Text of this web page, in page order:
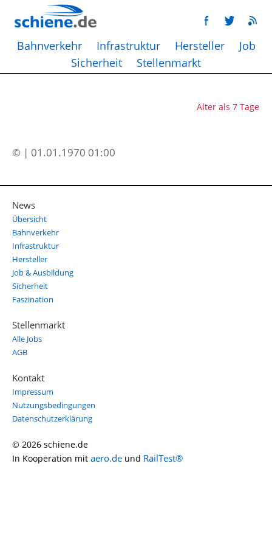
Bahnverkehr Infrastruktur Hersteller
Job
Sicherheit
Stellenmarkt
Älter als 7 Tage
© | 01.01.1970 01:00
News
Übersicht
Bahnverkehr
Infrastruktur
Hersteller
Job & Ausbildung
Sicherheit
Faszination
Stellenmarkt
Alle Jobs
AGB
Kontakt
Impressum
Nutzungsbedingungen
Datenschutzerklärung
© 2026 schiene.de
In Kooperation mit aero.de und RailTest®